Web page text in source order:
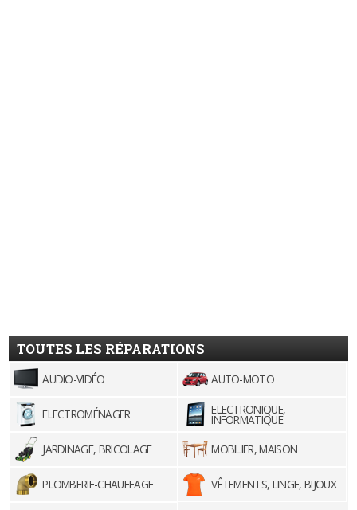
TOUTES LES RÉPARATIONS
AUDIO-VIDÉO AUTO-MOTO
ELECTROMÉNAGER ELECTRONIQUE,
INFORMATIQUE
JARDINAGE, BRICOLAGE
MOBILIER, MAISON
PLOMBERIE-CHAUFFAGE VÊTEMENTS, LINGE, BIJOUX